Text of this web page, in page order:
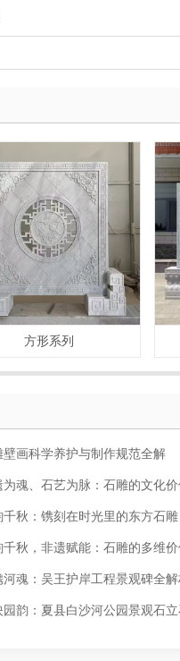
方形系列
壁画科学养护与制作规范全解
魂、石艺为脉：石雕的文化价值与行
千秋：镌刻在时光里的东方石雕
秋，非遗赋能：石雕的多维价值与行业
河魂：吴王护岸工程景观碑全
园韵：夏县白沙河公园景观石